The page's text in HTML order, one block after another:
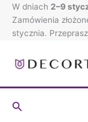
Przejdź
treści
W dniach 2–9
Zamówienia
stycznia.
Szukaj
Tasty+
zielona
122248